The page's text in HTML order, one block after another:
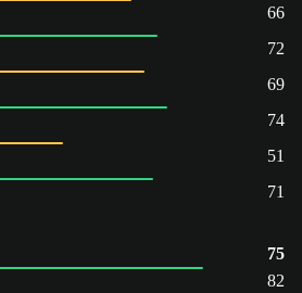
66
72
69
74
51
71
75
82